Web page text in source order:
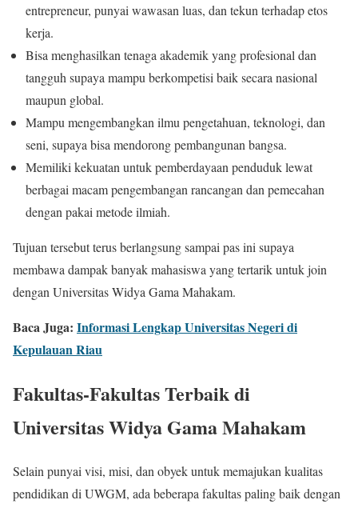
entrepreneur, punyai wawasan luas, dan tekun terhadap etos
kerja.
Bisa menghasilkan tenaga akademik yang profesional dan
tangguh supaya mampu berkompetisi baik secara nasional
maupun global.
Mampu mengembangkan ilmu pengetahuan, teknologi, dan
seni, supaya bisa mendorong pembangunan bangsa.
Memiliki kekuatan untuk pemberdayaan penduduk lewat
berbagai macam pengembangan rancangan dan pemecahan
dengan pakai metode ilmiah.
Tujuan tersebut terus berlangsung sampai pas ini supaya
membawa dampak banyak mahasiswa yang tertarik untuk join
dengan Universitas Widya Gama Mahakam.
Baca Juga: Informasi Lengkap Universitas Negeri di
Kepulauan Riau
Fakultas-Fakultas Terbaik di
Universitas Widya Gama Mahakam
Selain punyai visi, misi, dan obyek untuk memajukan kualitas
pendidikan di UWGM, ada beberapa fakultas paling baik dengan